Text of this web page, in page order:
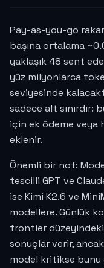
Pay-as-you-go
başına ortalama
yaklaşık 48 sent
yüz milyonlarca
seviyesinde
sadece alt
için ek ödeme veya
eklenir.
Önemli bir not:
tescilli GPT ve
ise Kimi K2.6 ve
modellere. Günlük
frontier
sonuçlar verir,
model kritikse bunu